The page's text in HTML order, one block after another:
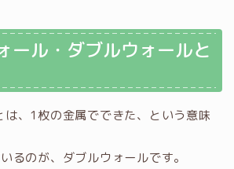
ール・ダブルウォールと
は、1枚の金属でできた、という意味
るのが、ダブルウォールです。